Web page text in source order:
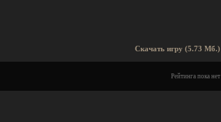
Скачать игру (5.73 Мб.)
Рейтинга пока нет